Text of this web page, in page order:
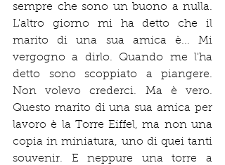
sempre che sono un buono a nulla.
L'altro giorno mi ha detto che il
marito di una sua amica è... Mi
vergogno a dirlo. Quando me l'ha
detto sono scoppiato a piangere.
Non volevo crederci. Ma è vero.
Questo marito di una sua amica per
lavoro è la Torre Eiffel, ma non una
copia in miniatura, uno di quei tanti
souvenir. E neppure una torre a